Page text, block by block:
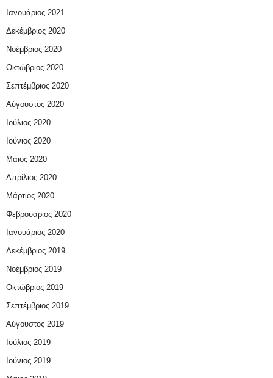
Ιανουάριος 2021
Δεκέμβριος 2020
Νοέμβριος 2020
Οκτώβριος 2020
Σεπτέμβριος 2020
Αύγουστος 2020
Ιούλιος 2020
Ιούνιος 2020
Μάιος 2020
Απρίλιος 2020
Μάρτιος 2020
Φεβρουάριος 2020
Ιανουάριος 2020
Δεκέμβριος 2019
Νοέμβριος 2019
Οκτώβριος 2019
Σεπτέμβριος 2019
Αύγουστος 2019
Ιούλιος 2019
Ιούνιος 2019